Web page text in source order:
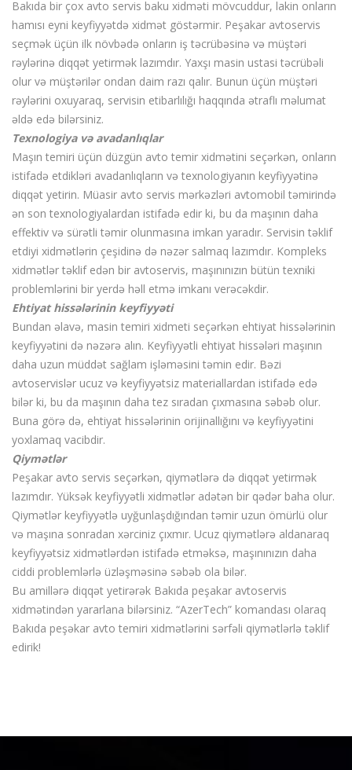
Bakıda bir çox avto servis baku xidməti mövcuddur, lakin onların
hamısı eyni keyfiyyətdə xidmət göstərmir. Peşakar avtoservis
seçmək üçün ilk növbədə onların iş təcrübəsinə və müştəri
rəylərinə diqqət yetirmək lazımdır. Yaxşı masin ustasi təcrübəli
olur və müştərilər ondan daim razı qalır. Bunun üçün müştəri
rəylərini oxuyaraq, servisin etibarlılığı haqqında ətraflı məlumat
əldə edə bilərsiniz.
Texnologiya və avadanlıqlar
Maşın temiri üçün düzgün avto temir xidmətini seçərkən, onların
istifadə etdikləri avadanlıqların və texnologiyanın keyfiyyətinə
diqqət yetirin. Müasir avto servis mərkəzləri avtomobil təmirində
ən son texnologiyalardan istifadə edir ki, bu da maşının daha
effektiv və sürətli təmir olunmasına imkan yaradır. Servisin təklif
etdiyi xidmətlərin çeşidinə də nəzər salmaq lazımdır. Kompleks
xidmətlər təklif edən bir avtoservis, maşınınızın bütün texniki
problemlərini bir yerdə həll etmə imkanı verəcəkdir.
Ehtiyat hissələrinin keyfiyyəti
Bundan əlavə, masin temiri xidmeti seçərkən ehtiyat hissələrinin
keyfiyyətini də nəzərə alın. Keyfiyyətli ehtiyat hissələri maşının
daha uzun müddət sağlam işləməsini təmin edir. Bəzi
avtoservislər ucuz və keyfiyyətsiz materiallardan istifadə edə
bilər ki, bu da maşının daha tez sıradan çıxmasına səbəb olur.
Buna görə də, ehtiyat hissələrinin orijinallığını və keyfiyyətini
yoxlamaq vacibdir.
Qiymətlər
Peşakar avto servis seçərkən, qiymətlərə də diqqət yetirmək
lazımdır. Yüksək keyfiyyətli xidmətlər adətən bir qədər baha olur.
Qiymətlər keyfiyyətlə uyğunlaşdığından təmir uzun ömürlü olur
və maşına sonradan xərciniz çıxmır. Ucuz qiymətlərə aldanaraq
keyfiyyətsiz xidmətlərdən istifadə etməksə, maşınınızın daha
ciddi problemlərlə üzləşməsinə səbəb ola bilər.
Bu amillərə diqqət yetirərək Bakıda peşakar avtoservis
xidmətindən yararlana bilərsiniz. “AzerTech” komandası olaraq
Bakıda peşəkar avto temiri xidmətlərini sərfəli qiymətlərlə təklif
edirik!